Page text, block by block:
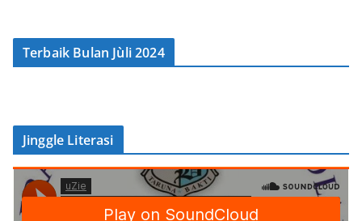
Terbaik Bulan Jùli 2024
Jinggle Literasi